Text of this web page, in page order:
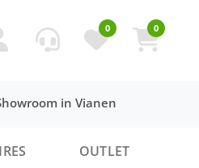
0 0
in Vianen
OUTLET